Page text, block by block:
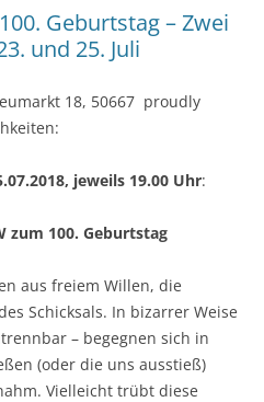
Geburtstag – Zwei
und 25. Juli
18, 50667 proudly
jeweils 19.00 Uhr:
zum 100. Geburtstag
aus freiem Willen, die
Schicksals. In bizarrer Weise
– begegnen sich in
(oder die uns ausstieß)
Vielleicht trübt diese